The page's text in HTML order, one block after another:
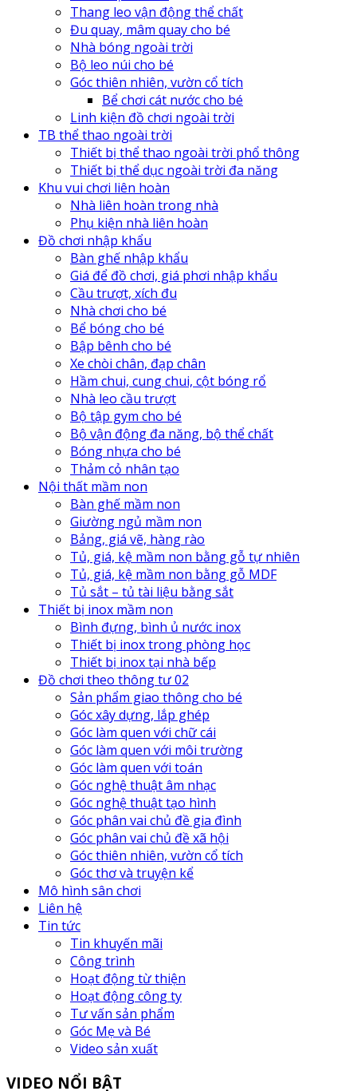
Thang leo vận động thể chất
Đu quay, mâm quay cho bé
Nhà bóng ngoài trời
Bộ leo núi cho bé
Góc thiên nhiên, vườn cổ tích
Bể chơi cát nước cho bé
Linh kiện đồ chơi ngoài trời
TB thể thao ngoài trời
Thiết bị thể thao ngoài trời phổ thông
Thiết bị thể dục ngoài trời đa năng
Khu vui chơi liên hoàn
Nhà liên hoàn trong nhà
Phụ kiện nhà liên hoàn
Đồ chơi nhập khẩu
Bàn ghế nhập khẩu
Giá để đồ chơi, giá phơi nhập khẩu
Cầu trượt, xích đu
Nhà chơi cho bé
Bể bóng cho bé
Bập bênh cho bé
Xe chòi chân, đạp chân
Hầm chui, cung chui, cột bóng rổ
Nhà leo cầu trượt
Bộ tập gym cho bé
Bộ vận động đa năng, bộ thể chất
Bóng nhựa cho bé
Thảm cỏ nhân tạo
Nội thất mầm non
Bàn ghế mầm non
Giường ngủ mầm non
Bảng, giá vẽ, hàng rào
Tủ, giá, kệ mầm non bằng gỗ tự nhiên
Tủ, giá, kệ mầm non bằng gỗ MDF
Tủ sắt – tủ tài liệu bằng sắt
Thiết bị inox mầm non
Bình đựng, bình ủ nước inox
Thiết bị inox trong phòng học
Thiết bị inox tại nhà bếp
Đồ chơi theo thông tư 02
Sản phẩm giao thông cho bé
Góc xây dựng, lắp ghép
Góc làm quen với chữ cái
Góc làm quen với môi trường
Góc làm quen với toán
Góc nghệ thuật âm nhạc
Góc nghệ thuật tạo hình
Góc phân vai chủ đề gia đình
Góc phân vai chủ đề xã hội
Góc thiên nhiên, vườn cổ tích
Góc thơ và truyện kể
Mô hình sân chơi
Liên hệ
Tin tức
Tin khuyến mãi
Công trình
Hoạt động từ thiện
Hoạt động công ty
Tư vấn sản phẩm
Góc Mẹ và Bé
Video sản xuất
VIDEO NỔI BẬT